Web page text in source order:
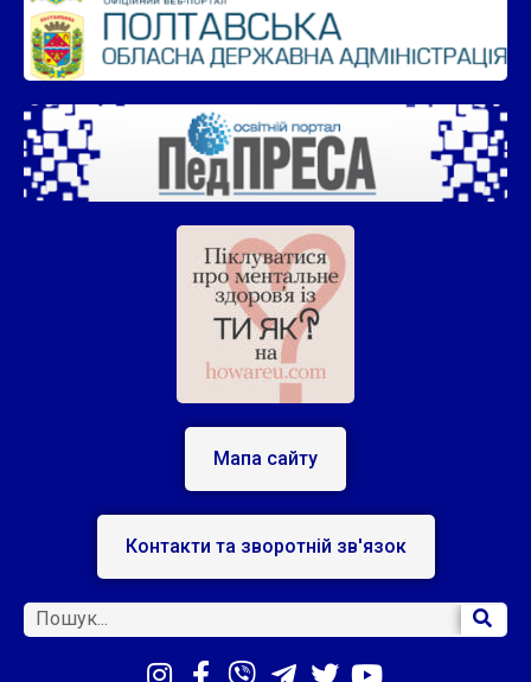
Мапа сайту
Контакти та зворотній зв'язок